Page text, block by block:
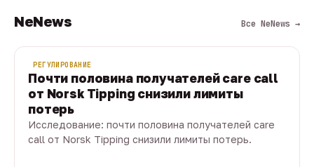
NeNews Все NeNews →
РЕГУЛИРОВАНИЕ
Почти половина получателей care call
от Norsk Tipping снизили лимиты
потерь
Исследование: почти половина получателей care
call от Norsk Tipping снизили лимиты потерь.